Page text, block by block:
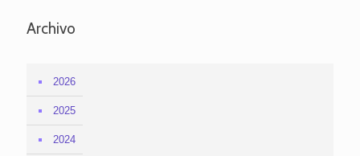
Archivo
2026
2025
2024